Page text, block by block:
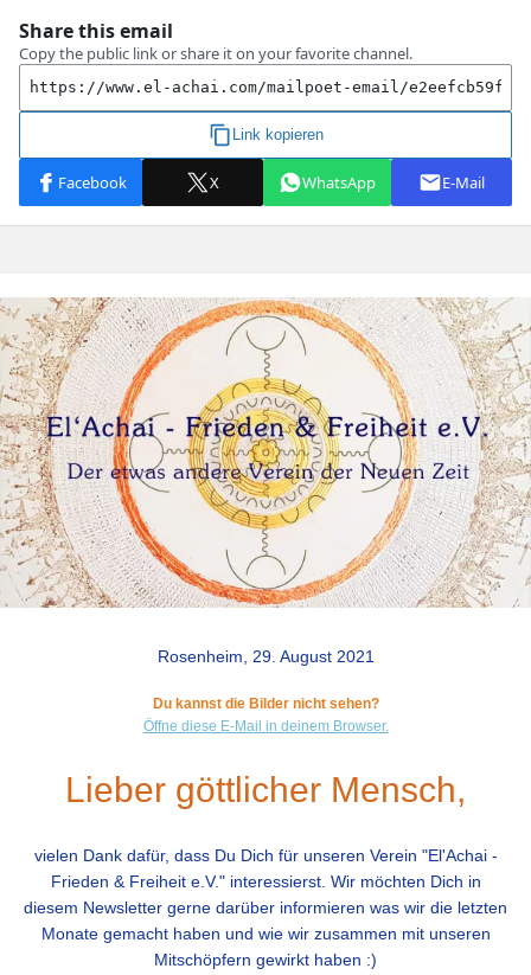
Rosenheim, 29. August 2021
Du kannst die Bilder nicht sehen?
Öffne diese E-Mail in deinem Browser.
Lieber göttlicher Mensch,
vielen Dank dafür, dass Du Dich für unseren Verein "El'Achai -
Frieden & Freiheit e.V." interessierst. Wir möchten Dich in
diesem Newsletter gerne darüber informieren was wir die letzten
Monate gemacht haben und wie wir zusammen mit unseren
Mitschöpfern gewirkt haben :)